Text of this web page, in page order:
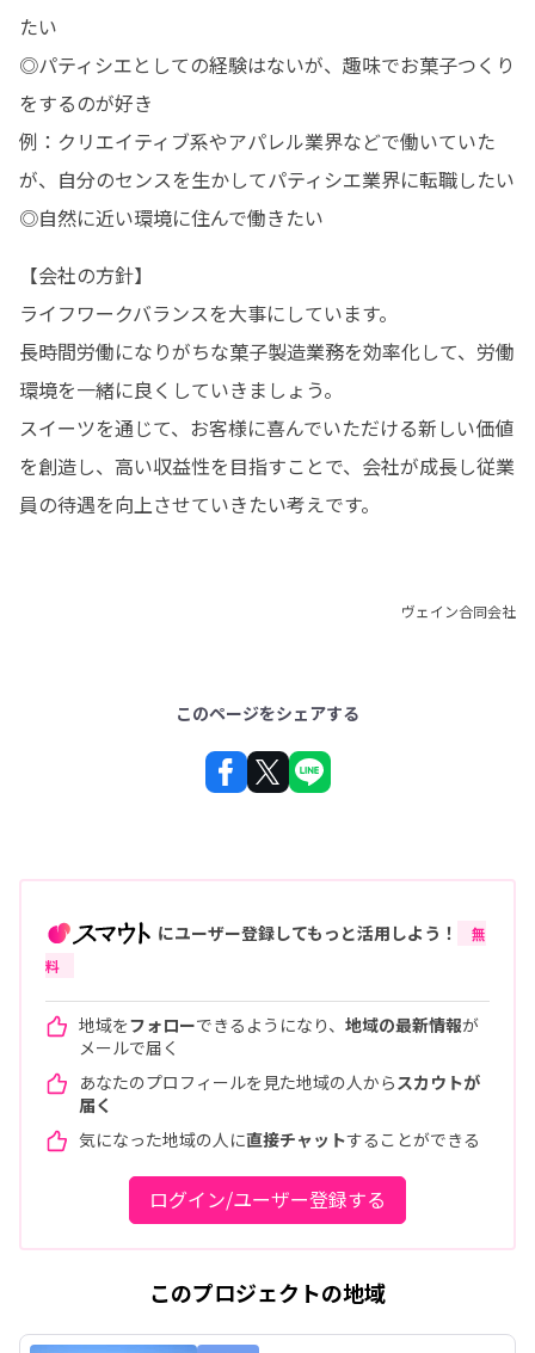
たい
◎パティシエとしての経験はないが、趣味でお菓子つくり
をするのが好き
例：クリエイティブ系やアパレル業界などで働いていた
が、自分のセンスを生かしてパティシエ業界に転職したい
◎自然に近い環境に住んで働きたい
【会社の方針】
ライフワークバランスを大事にしています。
長時間労働になりがちな菓子製造業務を効率化して、労働
環境を一緒に良くしていきましょう。
スイーツを通じて、お客様に喜んでいただける新しい価値
を創造し、高い収益性を目指すことで、会社が成長し従業
員の待遇を向上させていきたい考えです。
ヴェイン合同会社
このページをシェアする
にユーザー登録してもっと活用しよう！
無
料
地域をフォローできるようになり、 地域の最新情報が
メールで届く
あなたのプロフィールを見た地域の人から スカウトが
届く
気になった地域の人に直接チャットすることができる
ログイン/ユーザー登録する
このプロジェクトの地域